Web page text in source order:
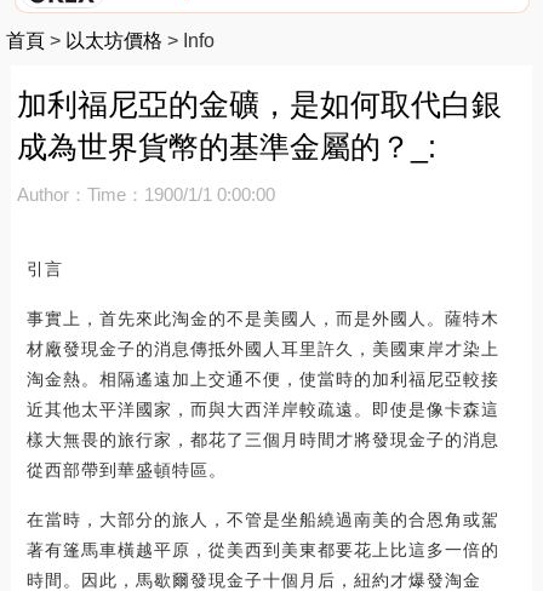
首頁 > 以太坊價格 > Info
加利福尼亞的金礦，是如何取代白銀
成為世界貨幣的基準金屬的？_:
Author： Time：1900/1/1 0:00:00
引言
事實上，首先來此淘金的不是美國人，而是外國人。薩特木
材廠發現金子的消息傳抵外國人耳里許久，美國東岸才染上
淘金熱。相隔遙遠加上交通不便，使當時的加利福尼亞較接
近其他太平洋國家，而與大西洋岸較疏遠。即使是像卡森這
樣大無畏的旅行家，都花了三個月時間才將發現金子的消息
從西部帶到華盛頓特區。
在當時，大部分的旅人，不管是坐船繞過南美的合恩角或駕
著有篷馬車橫越平原，從美西到美東都要花上比這多一倍的
時間。因此，馬歇爾發現金子十個月后，紐約才爆發淘金